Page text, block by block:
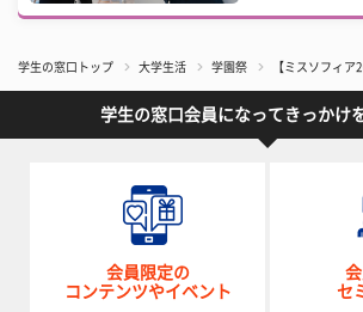
学生の窓口トップ 大学生活 学園祭 【ミスソフィ
学生の窓口会員になってきっかけ
会員限定の
コンテンツやイベント
セ